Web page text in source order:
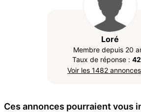
Loré
Membre depuis 20
Taux de réponse :
Voir les 1482 annonces
Ces annonces pourraient vous